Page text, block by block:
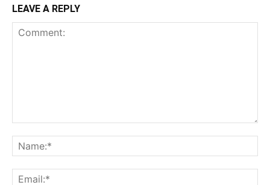
LEAVE A REPLY